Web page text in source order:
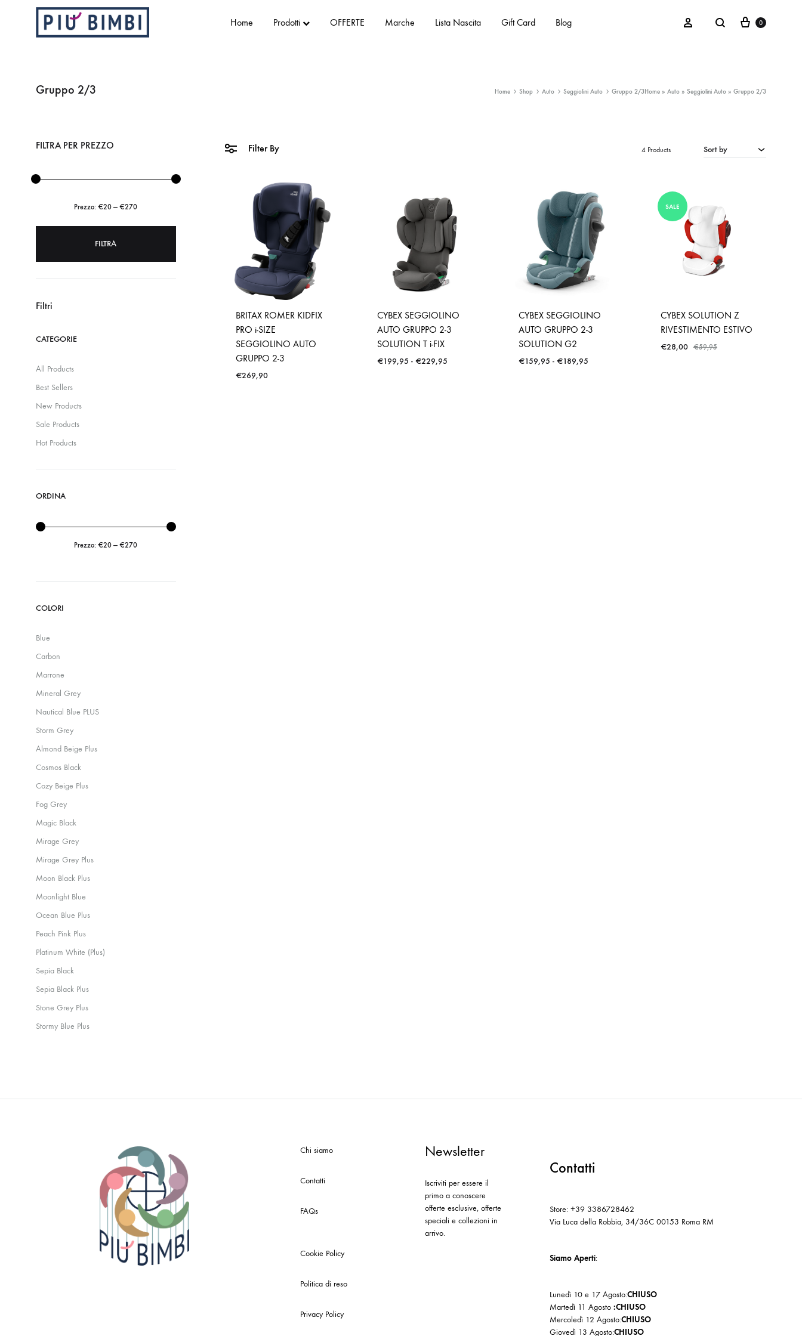
per
Home Prodotti OFFERTE Marche Lista Nascita Gift Card Blog Sign inSearch Cart
0
Gruppo 2/3 Home » Auto » Seggiolini Auto » Gruppo 2/3
Home Shop Auto Seggiolini Auto Gruppo 2/3
Filter By Sort by
4 Products
BRITAX ROMER KIDFIX
PRO i-SIZE
SEGGIOLINO AUTO
GRUPPO 2-3
€269,90
CYBEX SEGGIOLINO
AUTO GRUPPO 2-3
SOLUTION T i-FIX
€199,95 - €229,95
CYBEX SEGGIOLINO
AUTO GRUPPO 2-3
SOLUTION G2
€159,95 - €189,95
SALE
CYBEX SOLUTION Z
RIVESTIMENTO ESTIVO
€28,00 €59,95
FILTRA PER PREZZO
FILTRA
Prezzo:€20 —€270
Filtri
CATEGORIE
All Products
Best Sellers
New Products
Sale Products
Hot Products
ORDINA
Prezzo:€20 —€270
COLORI
Blue
Carbon
Marrone
Mineral Grey
Nautical Blue PLUS
Storm Grey
Almond Beige Plus
Cosmos Black
Cozy Beige Plus
Fog Grey
Magic Black
Mirage Grey
Mirage Grey Plus
Moon Black Plus
Moonlight Blue
Ocean Blue Plus
Peach Pink Plus
Platinum White (Plus)
Sepia Black
Sepia Black Plus
Stone Grey Plus
Stormy Blue Plus
Chi siamo
Contatti
FAQs
Cookie Policy
Politica di reso
Privacy Policy
Newsletter
Iscriviti per essere il
primo a conoscere
offerte esclusive, offerte
speciali e collezioni in
arrivo.
Contatti
Store: +39 3386728462
Via Luca della Robbia, 34/36C 00153 Roma RM
Siamo Aperti:
Lunedì 10 e 17 Agosto:CHIUSO
Martedì 11 Agosto :CHIUSO
Mercoledì 12 Agosto:CHIUSO
Giovedì 13 Agosto:CHIUSO